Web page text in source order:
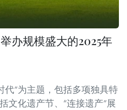
办规模盛大的2025年
代”为主题，包括多项独具特
文化遗产节、“连接遗产”展